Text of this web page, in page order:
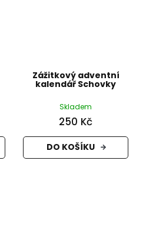
Zážitkový adventní
kalendář Schovky
Skladem
250 Kč
DO KOŠÍKU